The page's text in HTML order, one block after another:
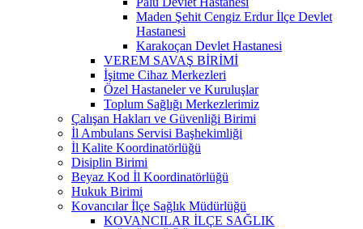
Maden Şehit Cengiz Erdur İlçe Devlet
Hastanesi
Karakoçan Devlet Hastanesi
VEREM SAVAŞ BİRİMİ
İşitme Cihaz Merkezleri
Özel Hastaneler ve Kuruluşlar
Toplum Sağlığı Merkezlerimiz
Çalışan Hakları ve Güvenliği Birimi
İl Ambulans Servisi Başhekimliği
İl Kalite Koordinatörlüğü
Disiplin Birimi
Beyaz Kod İl Koordinatörlüğü
Hukuk Birimi
Kovancılar İlçe Sağlık Müdürlüğü
KOVANCILAR İLÇE SAĞLIK